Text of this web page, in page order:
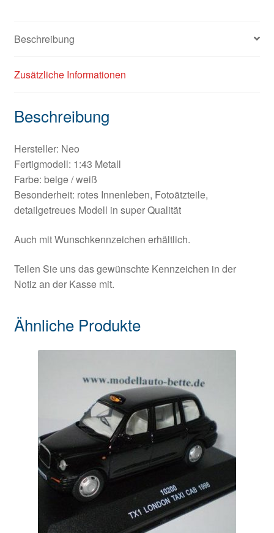
Beschreibung
Zusätzliche Informationen
Beschreibung
Hersteller: Neo
Fertigmodell: 1:43 Metall
Farbe: beige / weiß
Besonderheit: rotes Innenleben, Fotoätzteile,
detailgetreues Modell in super Qualität
Auch mit Wunschkennzeichen erhältlich.
Teilen Sie uns das gewünschte Kennzeichen in der
Notiz an der Kasse mit.
Ähnliche Produkte